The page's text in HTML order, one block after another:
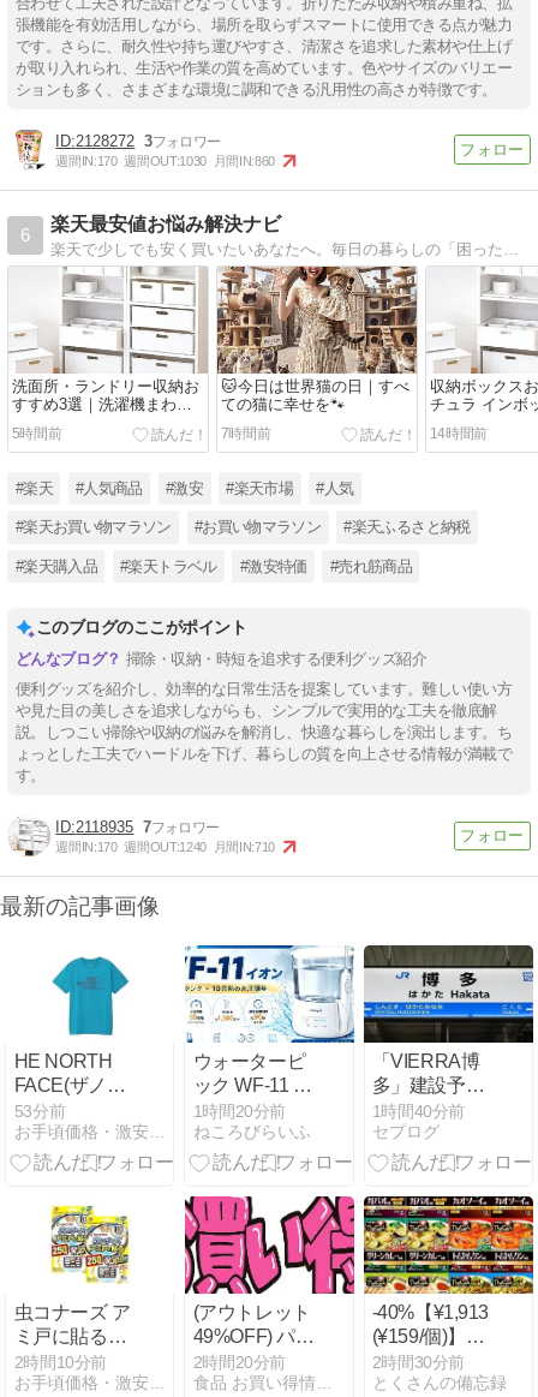
張機能を有効活用しながら、場所を取らずスマートに使用できる点が魅力
です。さらに、耐久性や持ち運びやすさ、清潔さを追求した素材や仕上げ
が取り入れられ、生活や作業の質を高めています。色やサイズのバリエー
ションも多く、さまざまな環境に調和できる汎用性の高さが特徴です。
2128272 3
週間IN:170 週間OUT:1030 月間IN:860
6
楽天最安値お悩み解決ナビ
楽天で少しでも安く買いたいあなたへ。毎日の暮らしの「困った」を最安値情報でスッキリ解決！賢く買って、暮らしをラクに。お得生活をサポートする最安値ナビブログです。
洗面所・ランドリー収納お
すすめ3選｜洗濯機まわり
をすっきり整える収納ボッ
クス＆ランドリーラック
5時間前
🐱今日は世界猫の日｜すべ
ての猫に幸せを🐾
7時間前
収納ボックス
チュラ インボ
ゃつく小物を
納！
14時間前
#楽天 #人気商品 #激安 #楽天市場 #人気
#楽天お買い物マラソン #お買い物マラソン #楽天ふるさと納税
#楽天購入品 #楽天トラベル #激安特価 #売れ筋商品
このブログのここがポイント
掃除・収納・時短を追求する便利グッズ紹介
便利グッズを紹介し、効率的な日常生活を提案しています。難しい使い方
や見た目の美しさを追求しながらも、シンプルで実用的な工夫を徹底解
説。しつこい掃除や収納の悩みを解消し、快適な暮らしを演出します。ち
ょっとした工夫でハードルを下げ、暮らしの質を向上させる情報が満載で
す。
2118935 7
週間IN:170 週間OUT:1240 月間IN:710
最新の記事画像
HE NORTH
FACE(ザノー
スフェイス)
半袖 カットソ
ー Tシャツ
Logo Tee デジ
タルスティー
ル M
53分前
ウォーターピ
ック WF-11 イ
オンの口コミ
評判をレビュ
ー！使い心地
解説
1時間20分前
ねころびらいふ
「VIERRA博
多」建設予定
地
1時間40分前
セプログ
虫コナーズ ア
ミ戸に貼るタ
イプ 250日 2
個入 ×2個
2時間10分前
(アウトレット
49%OFF) パー
ルライス 生産
者限定 富山県
2時間20分前
-40%【¥1,913
(¥159/個)】◤
ヤマモリ タイ
クック 12個ア
2時間30分前
とくさんの備忘録